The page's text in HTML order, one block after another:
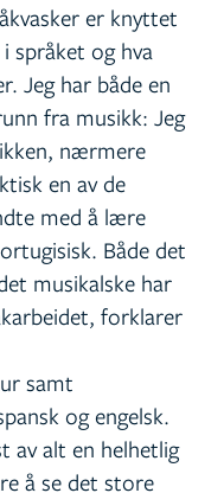
er knyttet
språket og hva
Jeg har både en
fra musikk: Jeg
nærmere
en av de
med å lære
Både det
musikalske har
forklarer
samt
og engelsk.
av alt en helhetlig
å se det store